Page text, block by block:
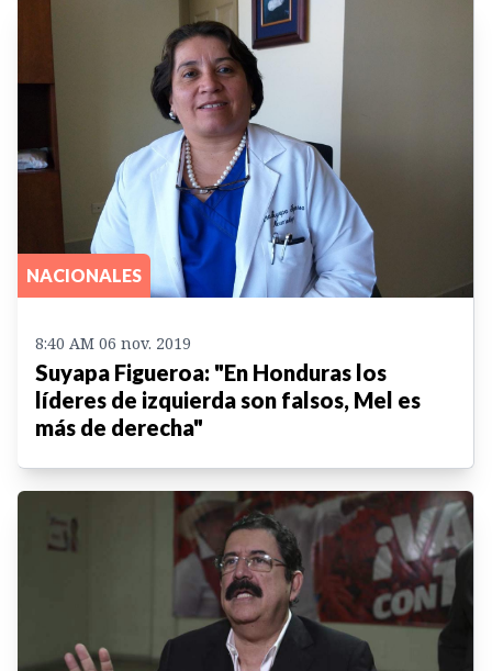
NACIONALES
8:40 AM 06 nov. 2019
Suyapa Figueroa: "En Honduras los
líderes de izquierda son falsos, Mel es
más de derecha"